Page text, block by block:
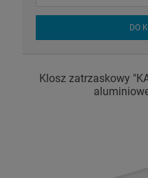
DO
Klosz zatrzaskowy